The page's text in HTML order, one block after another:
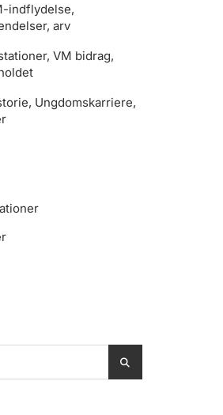
indflydelse,
arv
VM bidrag,
Ungdomskarriere,